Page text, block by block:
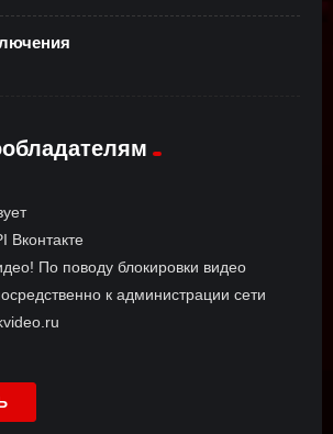
По поводу блокировки видео
к администрации сети